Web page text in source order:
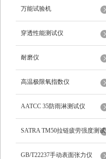
万能试验机
穿透性能测试仪
耐磨仪
高温极限氧指数仪
AATCC 35防雨淋测试仪
SATRA TM50拉链疲劳强度测试
仪
GB/T22237手动表面张力仪